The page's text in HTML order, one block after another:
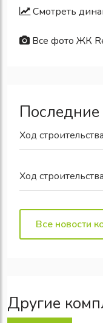
Смотреть
Все фото ЖК
Последние
Ход
Ход
Все новости
Другие